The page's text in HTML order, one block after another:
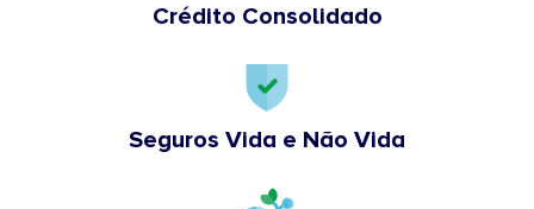
Crédito Consolidado
Seguros Vida e Não Vida